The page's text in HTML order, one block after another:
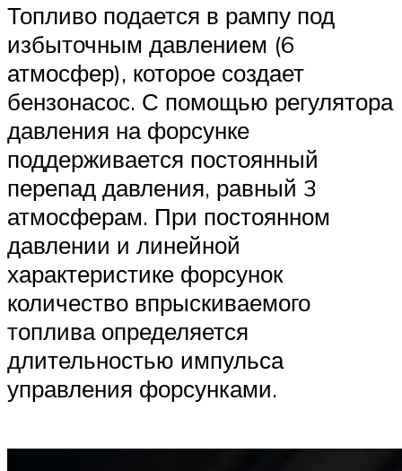
Топливо подается в рампу под
избыточным давлением (6
атмосфер), которое создает
бензонасос. С помощью регулятора
давления на форсунке
поддерживается постоянный
перепад давления, равный 3
атмосферам. При постоянном
давлении и линейной
характеристике форсунок
количество впрыскиваемого
топлива определяется
длительностью импульса
управления форсунками.